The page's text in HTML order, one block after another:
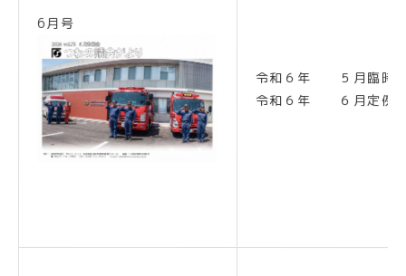
6月号
令和６年 ５月臨時
令和６年 ６月定例